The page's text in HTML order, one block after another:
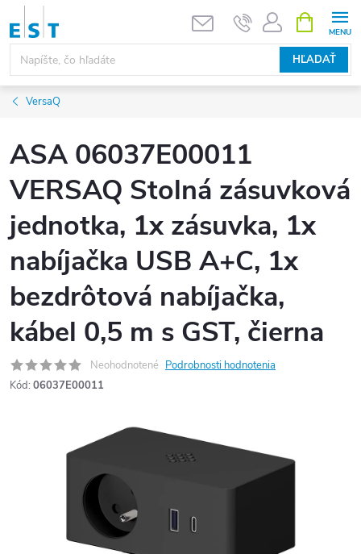
Prejsť
obsah
HĽADAŤ
KOŠÍK
VersaQ
ASA 06037E00011
VERSAQ Stolná zásuvková
jednotka, 1x zásuvka, 1x
nabíjačka USB A+C, 1x
bezdrôtová nabíjačka,
kábel 0,5 m s GST, čierna
Neohodnotené Podrobnosti hodnotenia
Kód: 06037E00011